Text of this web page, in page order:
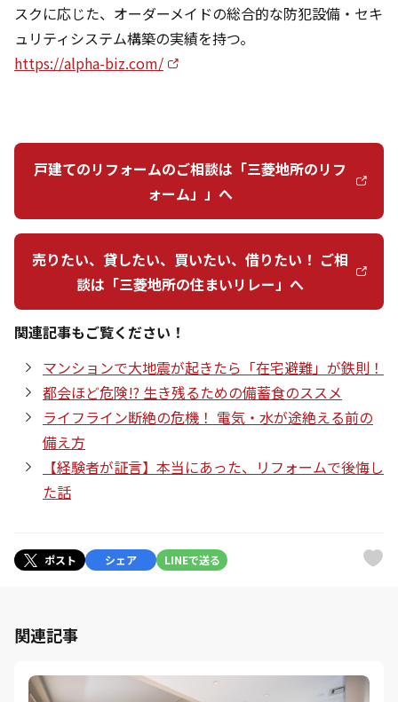
スクに応じた、オーダーメイドの総合的な防犯設備・セキ
ュリティシステム構築の実績を持つ。
https://alpha-biz.com/
戸建てのリフォームのご相談は「三菱地所のリフ
ォーム」」へ
売りたい、貸したい、買いたい、借りたい！ ご相
談は「三菱地所の住まいリレー」へ
関連記事もご覧ください！
マンションで大地震が起きたら「在宅避難」が鉄則！
都会ほど危険!? 生き残るための備蓄食のススメ
ライフライン断絶の危機！ 電気・水が途絶える前の
備え方
【経験者が証言】本当にあった、リフォームで後悔し
た話
ポスト シェア LINEで送る
関連記事